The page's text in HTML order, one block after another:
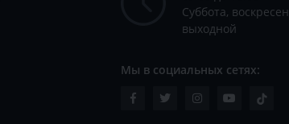
Суббота,
выходной
Мы в социальных сетях: